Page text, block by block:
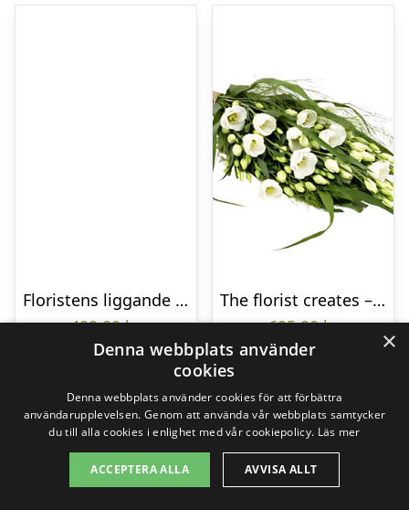
Floristens liggande bukett
499,00kr
Gå till butik
The florist creates – Funeral bouquet
695,00kr
Gå till butik
×
Denna webbplats använder
cookies
Denna webbplats använder cookies för att förbättra
användarupplevelsen. Genom att använda vår webbplats samtycker
du till alla cookies i enlighet med vår cookiepolicy. Läs mer
ACCEPTERA ALLA AVVISA ALLT